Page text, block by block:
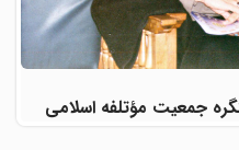
جمعیت مؤتلفه اسلامی